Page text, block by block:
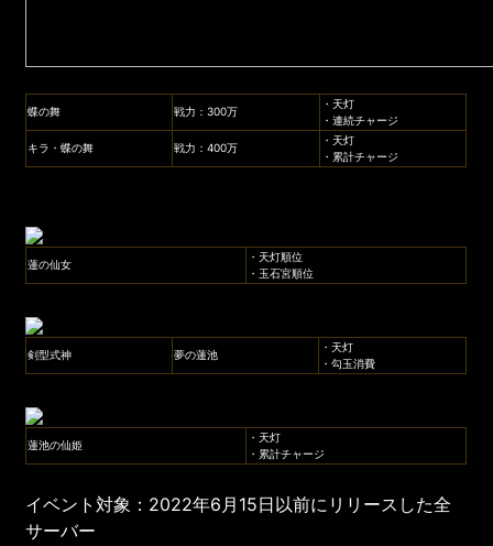
蝶の舞 戦力：300万
・天灯
・連続チャージ
キラ・蝶の舞 戦力：400万
・天灯
・累計チャージ
蓮の仙女
・天灯順位
・玉石宮順位
剣型式神 夢の蓮池
・天灯
・勾玉消費
蓮池の仙姫
・天灯
・累計チャージ
イベント対象：2022年6月15日以前にリリースした全
サーバー